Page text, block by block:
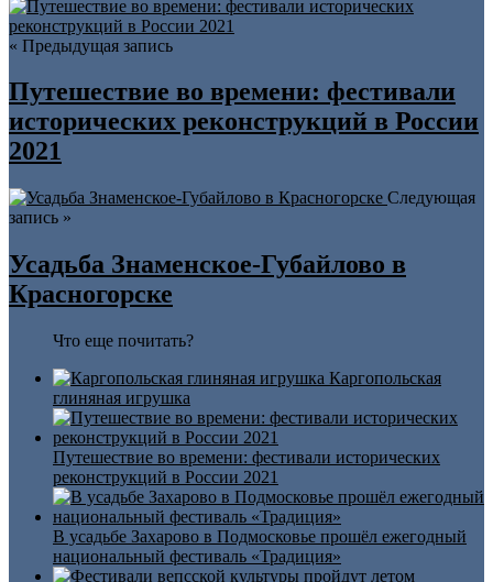
« Предыдущая запись
Путешествие во времени: фестивали
исторических реконструкций в России
2021
Следующая
запись »
Усадьба Знаменское-Губайлово в
Красногорске
Что еще почитать?
Каргопольская
глиняная игрушка
Путешествие во времени: фестивали исторических
реконструкций в России 2021
В усадьбе Захарово в Подмосковье прошёл ежегодный
национальный фестиваль «Традиция»